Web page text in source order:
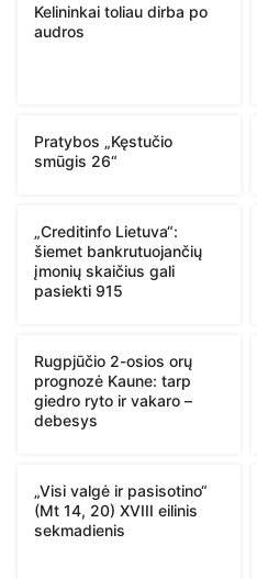
Kelininkai toliau dirba po
audros
Pratybos „Kęstučio
smūgis 26“
„Creditinfo Lietuva“:
šiemet bankrutuojančių
įmonių skaičius gali
pasiekti 915
Rugpjūčio 2-osios orų
prognozė Kaune: tarp
giedro ryto ir vakaro –
debesys
„Visi valgė ir pasisotino“
(Mt 14, 20) XVIII eilinis
sekmadienis